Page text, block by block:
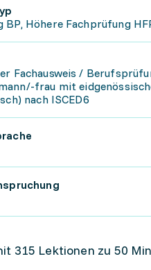
Höhere Fachprüfung
Fachausweis /
frau mit
nach ISCED6
315 Lektionen zu 50